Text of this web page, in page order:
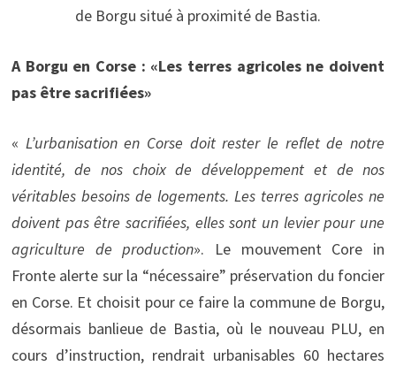
de Borgu situé à proximité de Bastia.
A Borgu en Corse : «Les terres agricoles ne doivent
pas être sacrifiées»
« L’urbanisation en Corse doit rester le reflet de notre
identité, de nos choix de développement et de nos
véritables besoins de logements. Les terres agricoles ne
doivent pas être sacrifiées, elles sont un levier pour une
agriculture de production». Le mouvement Core in
Fronte alerte sur la “nécessaire” préservation du foncier
en Corse. Et choisit pour ce faire la commune de Borgu,
désormais banlieue de Bastia, où le nouveau PLU, en
cours d’instruction, rendrait urbanisables 60 hectares